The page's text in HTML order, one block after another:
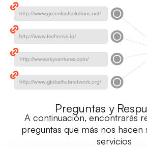
Preguntas y
A continuación, encontrarás
preguntas que más nos hacen
servicios